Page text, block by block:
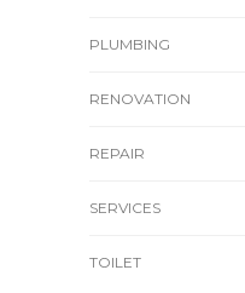
PLUMBING
RENOVATION
REPAIR
SERVICES
TOILET